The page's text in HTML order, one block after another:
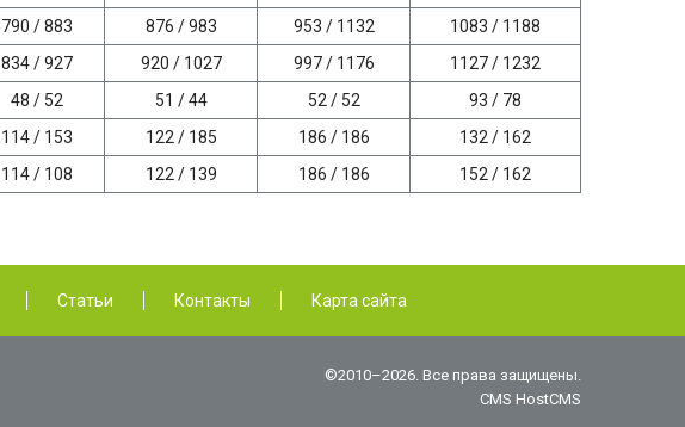
790 / 883 876 / 983 953 / 1132
1083 / 1188
834 / 927 920 / 1027 997 / 1176
1127 / 1232
48 / 52 51 / 44 52 / 52
93 / 78
114 / 153 122 / 185 186 / 186
132 / 162
114 / 108 122 / 139 186 / 186 152 / 162
Статьи Контакты Карта сайта
©2010–2026. Все права защищены.
CMS HostCMS